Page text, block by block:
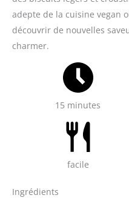
adepte de la cuisine vegan
découvrir de nouvelles
charmer.
15 minutes
facile
Ingrédients